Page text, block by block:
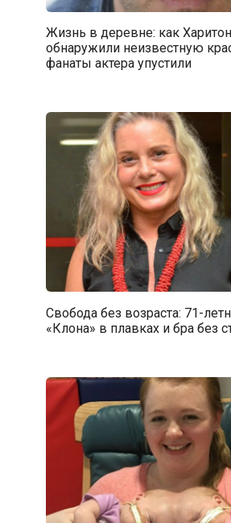
Жизнь в деревне: как
обнаружили неизвестную
фанаты актера упустили
Свобода без возраста: 71-
«Клона» в плавках и бра без